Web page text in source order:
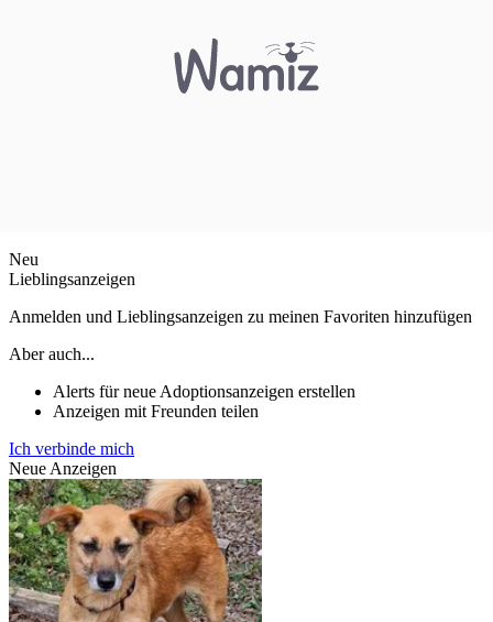
Neu
Lieblingsanzeigen
Anmelden und Lieblingsanzeigen zu meinen Favoriten hinzufügen
Aber auch...
Alerts für neue Adoptionsanzeigen erstellen
Anzeigen mit Freunden teilen
Ich verbinde mich
Neue Anzeigen